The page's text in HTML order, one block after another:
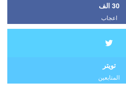
30 الف
اعجاب
تويتر
المتابعين